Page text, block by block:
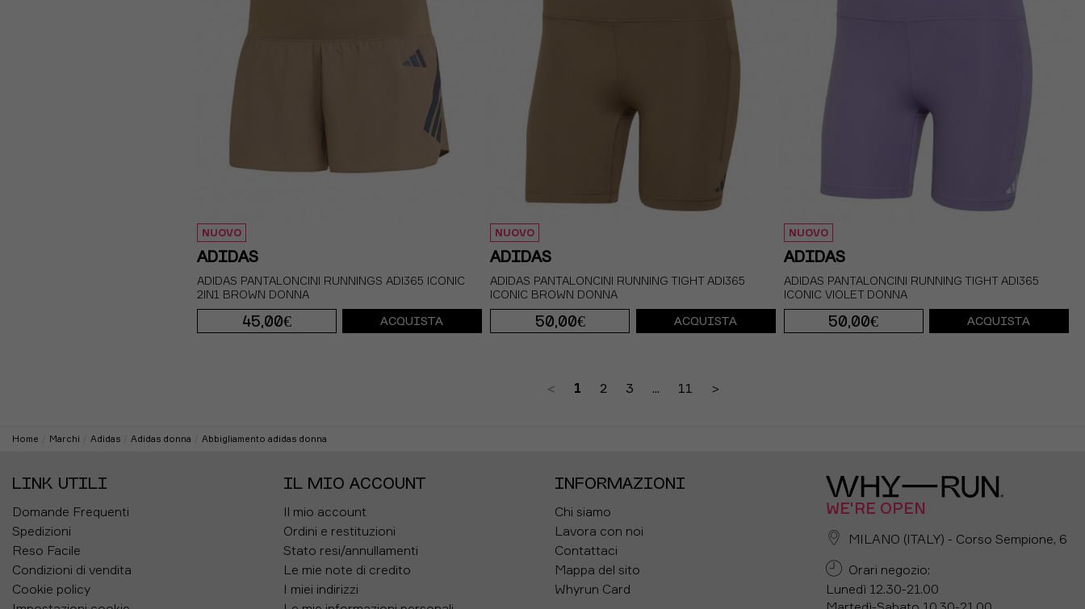
NUOVO
ADIDAS
ADIDAS PANTALONCINI RUNNINGS ADI365 ICONIC
2IN1 BROWN DONNA
45,00€ ACQUISTA
NUOVO
ADIDAS
ADIDAS PANTALONCINI RUNNING TIGHT ADI365
ICONIC BROWN DONNA
50,00€ ACQUISTA
NUOVO
ADIDAS
ADIDAS PANTALONCINI RUNNING TIGHT ADI365
ICONIC VIOLET DONNA
50,00€ ACQUISTA
< 1 2 3 ... 11 >
Home Marchi Adidas Adidas donna Abbigliamento adidas donna
LINK UTILI
Domande Frequenti
Spedizioni
Reso Facile
Condizioni di vendita
Cookie policy
IL MIO ACCOUNT
Il mio account
Ordini e restituzioni
Stato resi/annullamenti
Le mie note di credito
I miei indirizzi
INFORMAZIONI
Chi siamo
Lavora con noi
Contattaci
Mappa del sito
Whyrun Card
WE'RE OPEN
MILANO (ITALY) - Corso Sempione, 6
Orari negozio:
Lunedì 12.30-21.00